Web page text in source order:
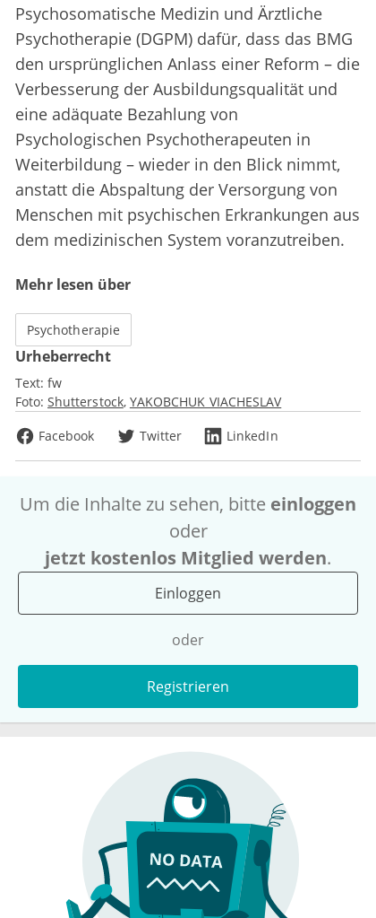
Psychosomatische Medizin und Ärztliche
Psychotherapie (DGPM) dafür, dass das BMG
den ursprünglichen Anlass einer Reform – die
Verbesserung der Ausbildungsqualität und
eine adäquate Bezahlung von
Psychologischen Psychotherapeuten in
Weiterbildung – wieder in den Blick nimmt,
anstatt die Abspaltung der Versorgung von
Menschen mit psychischen Erkrankungen aus
dem medizinischen System voranzutreiben.
Mehr lesen über
Psychotherapie
Urheberrecht
Text: fw
Foto: Shutterstock YAKOBCHUK VIACHESLAV
Facebook
Twitter LinkedIn
Um die Inhalte zu sehen, bitte einloggen
oder
jetzt kostenlos Mitglied werden.
Einloggen
oder
Registrieren